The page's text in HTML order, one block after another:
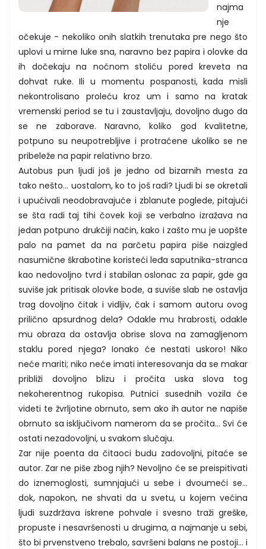
najma
nje
očekuje - nekoliko onih slatkih trenutaka pre nego što
uplovi u mirne luke sna, naravno bez papira i olovke da
ih dočekaju na noćnom stoliću pored kreveta na
dohvat ruke. Ili u momentu pospanosti, kada misli
nekontrolisano proleću kroz um i samo na kratak
vremenski period se tu i zaustavljaju, dovoljno dugo da
se ne zaborave. Naravno, koliko god kvalitetne,
potpuno su neupotrebljive i protraćene ukoliko se ne
pribeleže na papir relativno brzo.
Autobus pun ljudi još je jedno od bizarnih mesta za
tako nešto... uostalom, ko to još radi? Ljudi bi se okretali
i upućivali neodobravajuće i zblanute poglede, pitajući
se šta radi taj tihi čovek koji se verbalno izražava na
jedan potpuno drukčiji način, kako i zašto mu je uopšte
palo na pamet da na parčetu papira piše naizgled
nasumične škrabotine koristeći leđa saputnika-stranca
kao nedovoljno tvrd i stabilan oslonac za papir, gde ga
suviše jak pritisak olovke bode, a suviše slab ne ostavlja
trag dovoljno čitak i vidljiv, čak i samom autoru ovog
prilično apsurdnog dela? Odakle mu hrabrosti, odakle
mu obraza da ostavlja obrise slova na zamagljenom
staklu pored njega? Ionako će nestati uskoro! Niko
neće mariti; niko neće imati interesovanja da se makar
približi dovoljno blizu i pročita uska slova tog
nekoherentnog rukopisa. Putnici susednih vozila će
videti te žvrljotine obrnuto, sem ako ih autor ne napiše
obrnuto sa isključivom namerom da se pročita... Svi će
ostati nezadovoljni, u svakom slučaju.
Zar nije poenta da čitaoci budu zadovoljni, pitaće se
autor. Zar ne piše zbog njih? Nevoljno će se preispitivati
do iznemoglosti, sumnjajući u sebe i dvoumeći se...
dok, napokon, ne shvati da u svetu, u kojem većina
ljudi suzdržava iskrene pohvale i svesno traži greške,
propuste i nesavršenosti u drugima, a najmanje u sebi,
što bi prvenstveno trebalo, savršeni balans ne postoji... i